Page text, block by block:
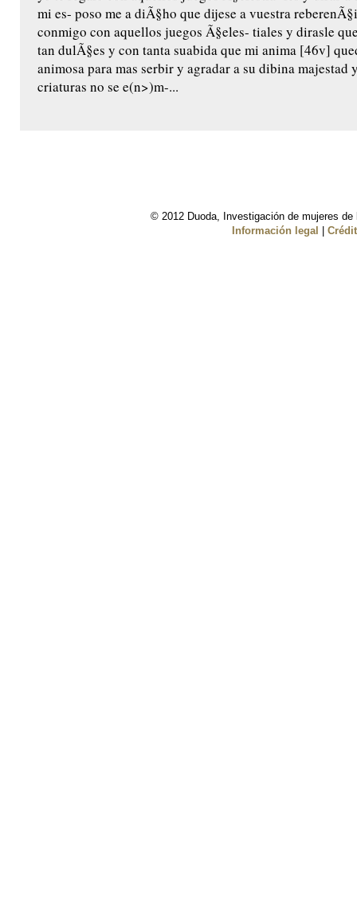
mi es- poso me a diÃ§ho que dijese a vuestra
conmigo con aquellos juegos Ã§eles- tiales y dirasle
tan dulÃ§es y con tanta suabida que mi anima [46v]
animosa para mas serbir y agradar a su dibina majestad
criaturas no se e(n>)m-...
© 2012 Duoda, Investigación de mujeres
Información legal